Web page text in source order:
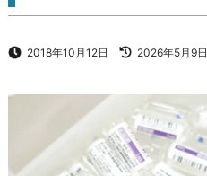
2018年10月12日 2026年5月9日